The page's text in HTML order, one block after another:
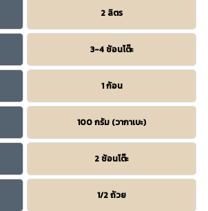
2 ลิตร
3-4 ช้อนโต๊ะ
1 ก้อน
100 กรัม (วากาเบะ)
2 ช้อนโต๊ะ
1/2 ถ้วย